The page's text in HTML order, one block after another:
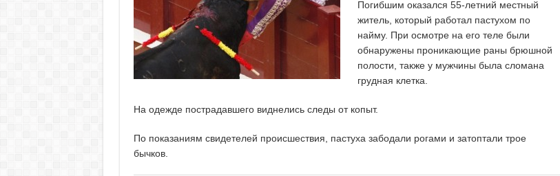
Погибшим оказался 55-летний местный
житель, который работал пастухом по
найму. При осмотре на его теле были
обнаружены проникающие раны брюшной
полости, также у мужчины была сломана
грудная клетка.
На одежде пострадавшего виднелись следы от копыт.
По показаниям свидетелей происшествия, пастуха забодали рогами и затоптали трое
бычков.